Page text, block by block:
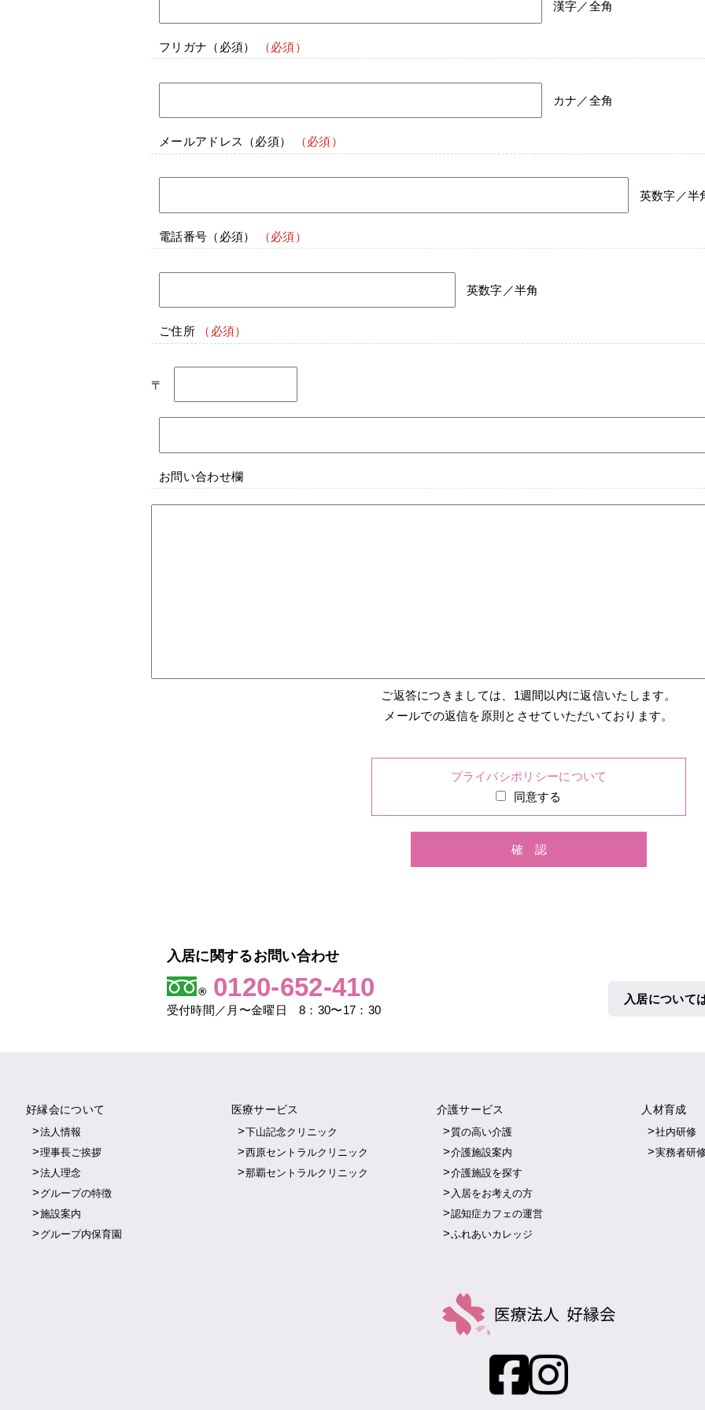
漢字／全角
フリガナ （必須）
カナ／全角
メールアドレス （必須）
英数字／半
電話番号 （必須）
英数字／半角
ご住所
〒
お問い合わせ欄
ご返答につきましては、1週間以内に返信いたします。
メールでの返信を原則とさせていただいております。
プライバシポリシーについて
同意する
入居に関するお問い合わせ
0120-652-410
受付時間／月〜金曜日 8：30〜17：30
入居について
好縁会について
法人情報
理事長ご挨拶
法人理念
グループの特徴
施設案内
グループ内保育園
医療サービス
下山記念クリニック
西原セントラルクリニック
那覇セントラルクリニック
介護サービス
質の高い介護
介護施設案内
介護施設を探す
入居をお考えの方
認知症カフェの運営
ふれあいカレッジ
人材育成
社内研修
実務者研